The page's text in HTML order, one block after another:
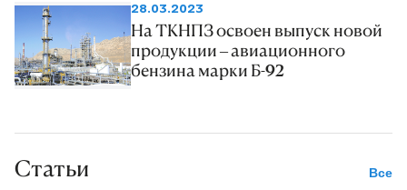
28.03.2023
На ТКНПЗ освоен выпуск новой
продукции – авиационного
бензина марки Б-92
Статьи Все